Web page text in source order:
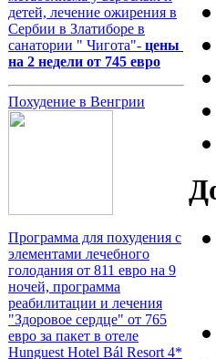
детей, лечение ожирения в
Сербии в Златиборе в
санатории " Чигота"- цены
на 2 недели от 745 евро
Похудение в Венгрии
Программа для похудения с
элементами лечебного
голодания от 811 евро на 9
ночей, программа
реабилитации и лечения
"Здоровое сердце" от 765
евро за пакет в отеле
Hunguest Hotel Bál Resort 4*